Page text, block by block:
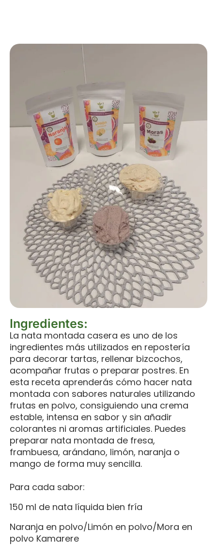
Ingredientes:
La nata montada casera es uno de los
ingredientes más utilizados en repostería
para decorar tartas, rellenar bizcochos,
acompañar frutas o preparar postres. En
esta receta aprenderás cómo hacer nata
montada con sabores naturales utilizando
frutas en polvo, consiguiendo una crema
estable, intensa en sabor y sin añadir
colorantes ni aromas artificiales. Puedes
preparar nata montada de fresa,
frambuesa, arándano, limón, naranja o
mango de forma muy sencilla.
Para cada sabor:
150 ml de nata líquida bien fría
Naranja en polvo/Limón en polvo/Mora en
polvo Kamarere